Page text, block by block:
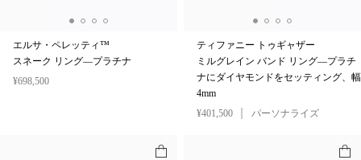
エルサ・ペレッティ™
スネーク リング—プラチナ
¥698,500
ティファニー トゥギャザー
ミルグレイン バンド リング—プラチ
ナにダイヤモンドをセッティング、幅
4mm
¥401,500
パーソナライズ